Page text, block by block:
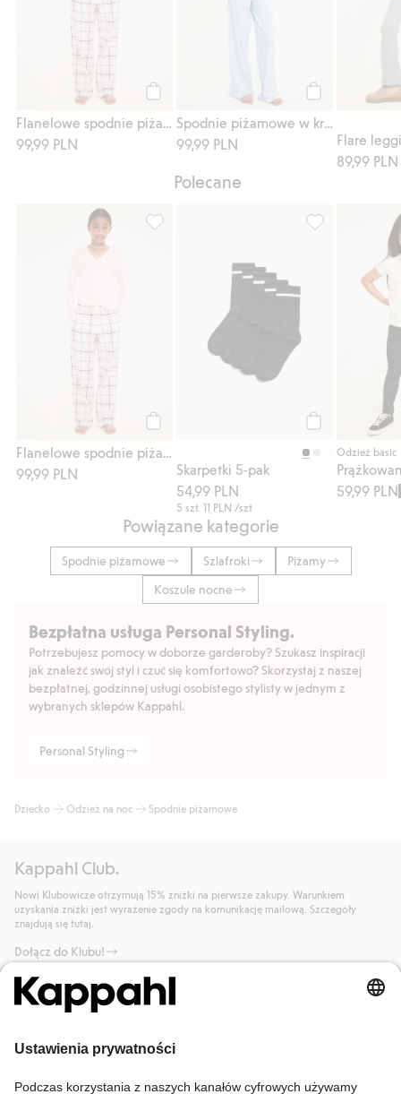
99,99 PLN
99,99 PLN
89,99 PLN
Polecane
99,99 PLN
Flanelowe spodnie piżamowe w kratę,
Skarpetki 5-pak
54,99 PLN
5 szt.11 PLN /szt
Skarpetki 5-
Odzież basic
59,99 PLN
Powiązane kategorie
Spodnie piżamowe Szlafroki
Piżamy
Koszule nocne
Bezpłatna usługa Personal Styling.
Potrzebujesz pomocy w doborze garderoby? Szukasz inspiracji
jak znaleźć swój styl i czuć się komfortowo? Skorzystaj z naszej
bezpłatnej, godzinnej usługi osobistego stylisty w jednym z
wybranych sklepów Kappahl.
Personal Styling
Dziecko Odzież na noc Spodnie piżamowe
Kappahl Club.
Nowi Klubowicze otrzymują 15% zniżki na pierwsze zakupy. Warunkiem
uzyskania zniżki jest wyrażenie zgody na komunikację mailową. Szczegóły
znajdują się tutaj.
Dołącz do Klubu!